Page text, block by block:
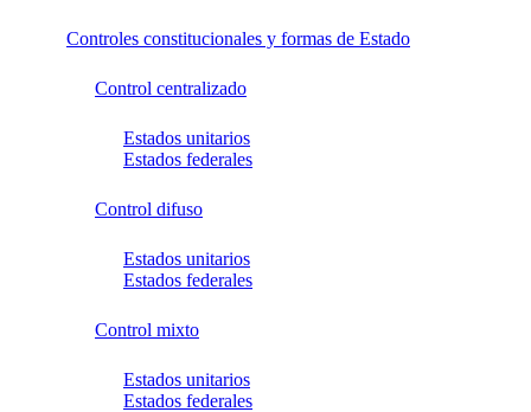
Controles constitucionales y formas de Estado
Control centralizado
Estados unitarios
Estados federales
Control difuso
Estados unitarios
Estados federales
Control mixto
Estados unitarios
Estados federales